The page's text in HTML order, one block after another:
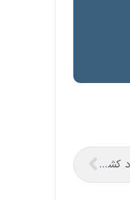
منطقه آزاد ماکو؛ پایلوت بازآفرینی شهری در مناطق آزاد کشور و الگوی هوشمند سرمایه‌گذاری در میراث تاریخی کشور